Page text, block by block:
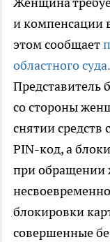
и компенсации
этом сообщает
областного суда.
Представитель
со стороны
снятии средств
PIN-код, а
при
блокировки
совершенные